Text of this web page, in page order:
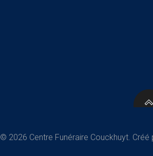
© 2026 Centre Funéraire Couckhuyt. Créé